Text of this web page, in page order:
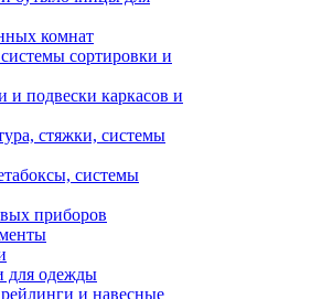
комнат
сортировки и
подвески каркасов и
стяжки, системы
системы
приборов
для одежды
и навесные